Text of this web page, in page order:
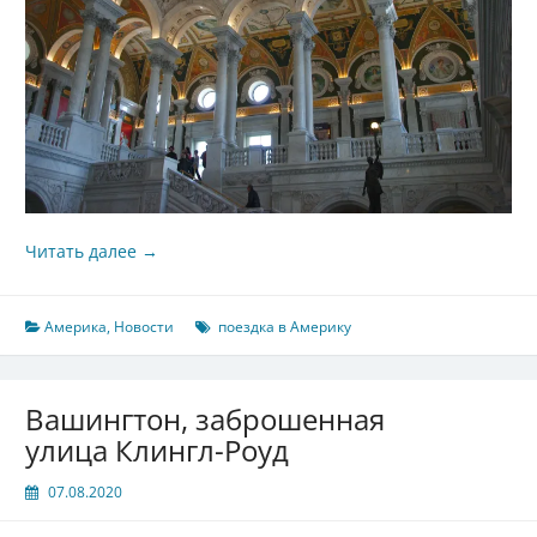
Читать далее →
Америка, Новости поездка в Америку
Вашингтон, заброшенная
улица Клингл-Роуд
07.08.2020